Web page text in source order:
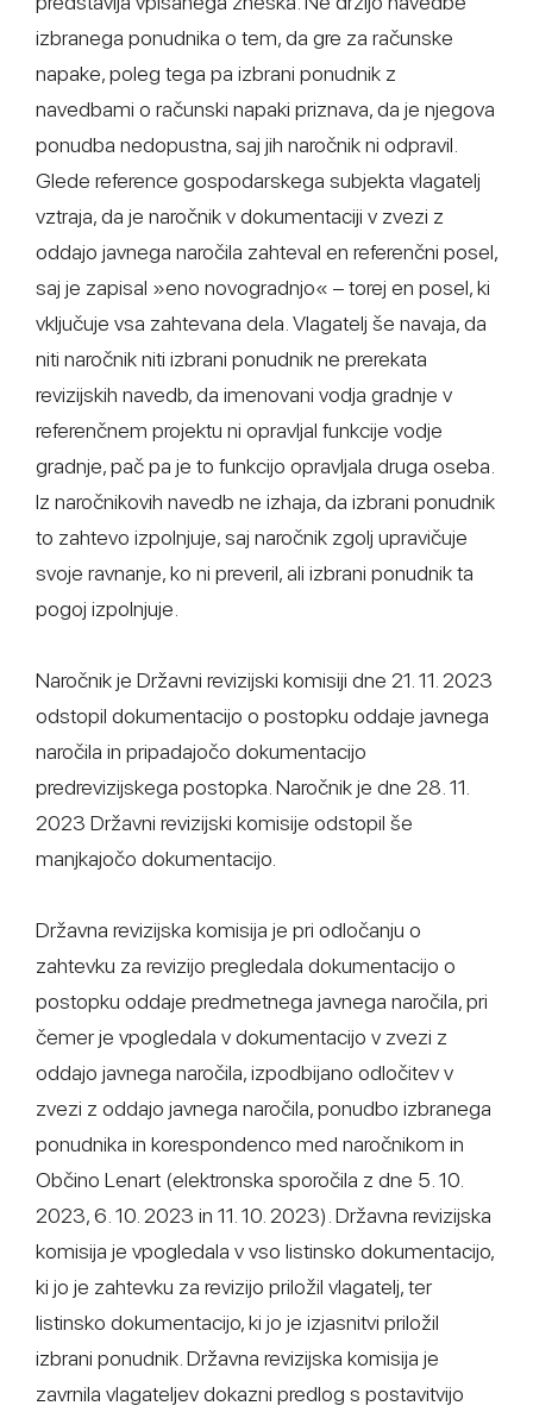
izbranega ponudnika o tem, da gre za računske
napake, poleg tega pa izbrani ponudnik z
navedbami o računski napaki priznava, da je njegova
ponudba nedopustna, saj jih naročnik ni odpravil.
Glede reference gospodarskega subjekta vlagatelj
vztraja, da je naročnik v dokumentaciji v zvezi z
oddajo javnega naročila zahteval en referenčni posel,
saj je zapisal »eno novogradnjo« – torej en posel, ki
vključuje vsa zahtevana dela. Vlagatelj še navaja, da
niti naročnik niti izbrani ponudnik ne prerekata
revizijskih navedb, da imenovani vodja gradnje v
referenčnem projektu ni opravljal funkcije vodje
gradnje, pač pa je to funkcijo opravljala druga oseba.
Iz naročnikovih navedb ne izhaja, da izbrani ponudnik
to zahtevo izpolnjuje, saj naročnik zgolj upravičuje
svoje ravnanje, ko ni preveril, ali izbrani ponudnik ta
pogoj izpolnjuje.
Naročnik je Državni revizijski komisiji dne 21. 11. 2023
odstopil dokumentacijo o postopku oddaje javnega
naročila in pripadajočo dokumentacijo
predrevizijskega postopka. Naročnik je dne 28. 11.
2023 Državni revizijski komisije odstopil še
manjkajočo dokumentacijo.
Državna revizijska komisija je pri odločanju o
zahtevku za revizijo pregledala dokumentacijo o
postopku oddaje predmetnega javnega naročila, pri
čemer je vpogledala v dokumentacijo v zvezi z
oddajo javnega naročila, izpodbijano odločitev v
zvezi z oddajo javnega naročila, ponudbo izbranega
ponudnika in korespondenco med naročnikom in
Občino Lenart (elektronska sporočila z dne 5. 10.
2023, 6. 10. 2023 in 11. 10. 2023). Državna revizijska
komisija je vpogledala v vso listinsko dokumentacijo,
ki jo je zahtevku za revizijo priložil vlagatelj, ter
listinsko dokumentacijo, ki jo je izjasnitvi priložil
izbrani ponudnik. Državna revizijska komisija je
zavrnila vlagateljev dokazni predlog s postavitvijo